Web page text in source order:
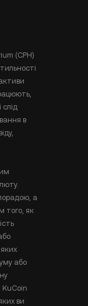
(CPH)
в
а
того, як
або
KuCoin
ви